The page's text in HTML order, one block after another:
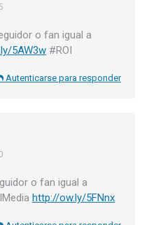
o fan igual a
5AW3w #ROI
Autenticarse para responder
o fan igual a
http://ow.ly/5FNnx